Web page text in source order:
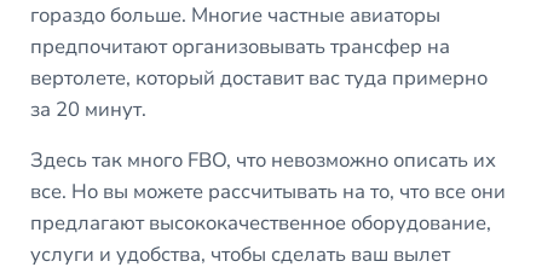
гораздо больше. Многие частные авиаторы
предпочитают организовывать трансфер на
вертолете, который доставит вас туда примерно
за 20 минут.
Здесь так много FBO, что невозможно описать их
все. Но вы можете рассчитывать на то, что все они
предлагают высококачественное оборудование,
услуги и удобства, чтобы сделать ваш вылет